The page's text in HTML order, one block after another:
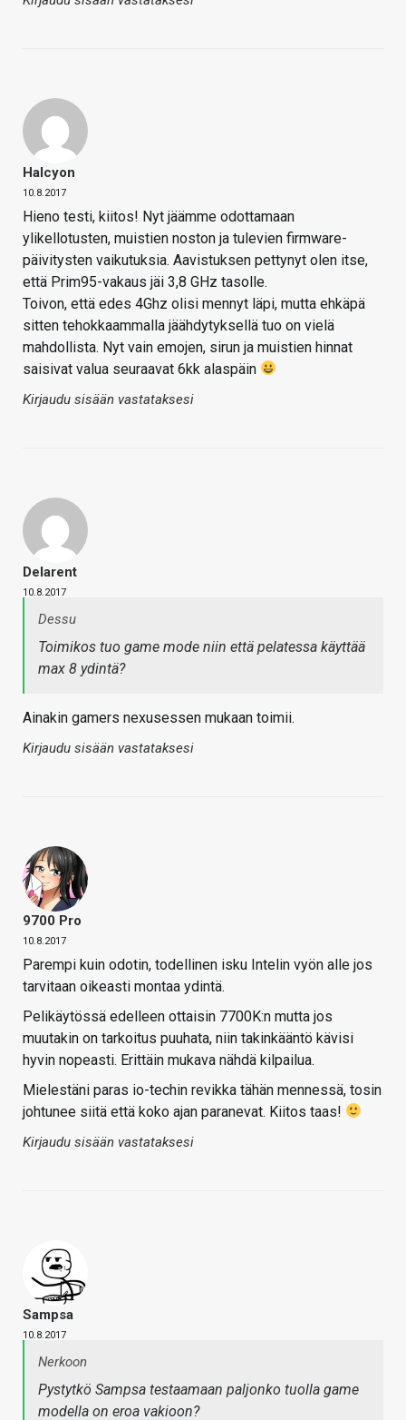
Halcyon
10.8.2017
Hieno testi, kiitos! Nyt jäämme odottamaan
ylikellotusten, muistien noston ja tulevien firmware-
päivitysten vaikutuksia. Aavistuksen pettynyt olen itse,
että Prim95-vakaus jäi 3,8 GHz tasolle.
Toivon, että edes 4Ghz olisi mennyt läpi, mutta ehkäpä
sitten tehokkaammalla jäähdytyksellä tuo on vielä
mahdollista. Nyt vain emojen, sirun ja muistien hinnat
saisivat valua seuraavat 6kk alaspäin
Kirjaudu sisään vastataksesi
Delarent
10.8.2017
Dessu
Toimikos tuo game mode niin että pelatessa käyttää
max 8 ydintä?
Ainakin gamers nexusessen mukaan toimii.
Kirjaudu sisään vastataksesi
9700 Pro
10.8.2017
Parempi kuin odotin, todellinen isku Intelin vyön alle jos
tarvitaan oikeasti montaa ydintä.
Pelikäytössä edelleen ottaisin 7700K:n mutta jos
muutakin on tarkoitus puuhata, niin takinkääntö kävisi
hyvin nopeasti. Erittäin mukava nähdä kilpailua.
Mielestäni paras io-techin revikka tähän mennessä, tosin
johtunee siitä että koko ajan paranevat. Kiitos taas!
Kirjaudu sisään vastataksesi
Sampsa
10.8.2017
Nerkoon
Pystytkö Sampsa testaamaan paljonko tuolla game
modella on eroa vakioon?